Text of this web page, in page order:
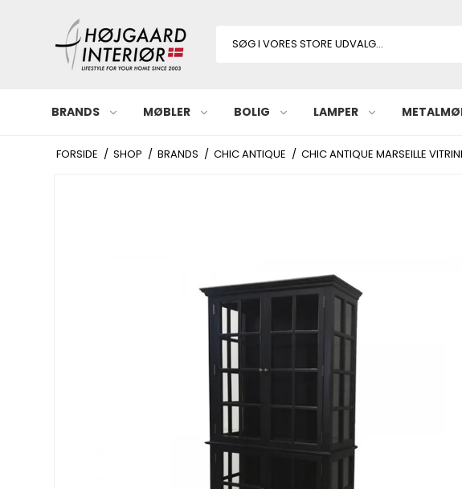
BRANDS MØBLER BOLIG LAMPER
FORSIDE / SHOP / BRANDS / CHIC ANTIQUE / CHIC ANTIQUE MARSEILLE